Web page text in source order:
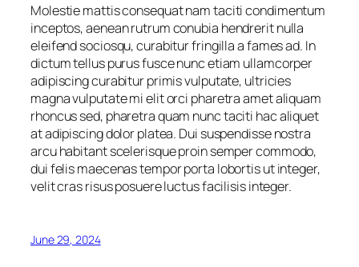
Molestie mattis consequat nam taciti condimentum
inceptos, aenean rutrum conubia hendrerit nulla
eleifend sociosqu, curabitur fringilla a fames ad. In
dictum tellus purus fusce nunc etiam ullamcorper
adipiscing curabitur primis vulputate, ultricies
magna vulputate mi elit orci pharetra amet aliquam
rhoncus sed, pharetra quam nunc taciti hac aliquet
at adipiscing dolor platea. Dui suspendisse nostra
arcu habitant scelerisque proin semper commodo,
dui felis maecenas tempor porta lobortis ut integer,
velit cras risus posuere luctus facilisis integer.
June 29, 2024